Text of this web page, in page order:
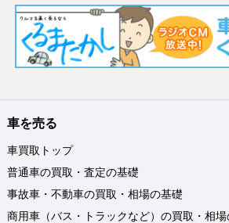
車を売る
車買取トップ
普通車の買取・査定の基礎
事故車・不動車の買取・相場の基礎
商用車（バス・トラックなど）の買取・相場